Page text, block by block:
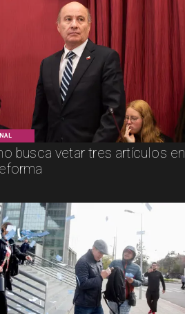
busca vetar tres artículos en